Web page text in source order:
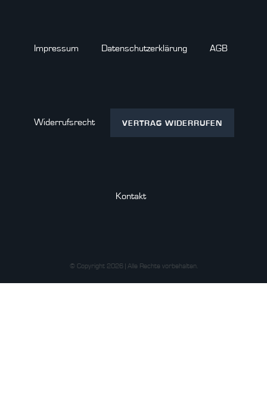
Impressum Daten­schutz­erklärung AGB
Widerrufs­recht VERTRAG WIDERRUFEN
Kontakt
© Copyright 2026 | Alle Rechte vorbehalten.